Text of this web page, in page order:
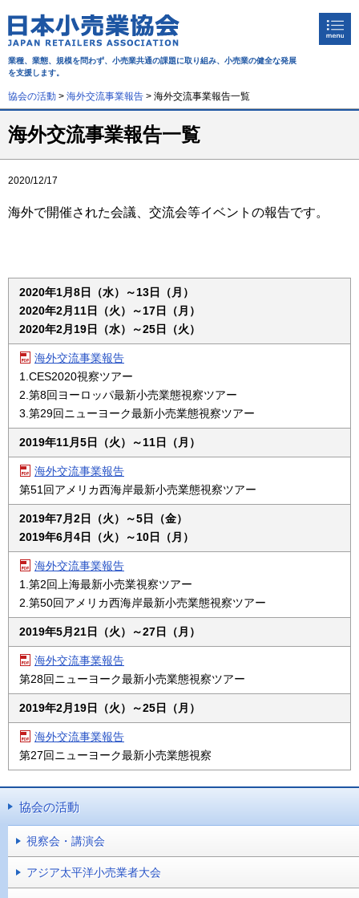
業種、業態、規模を問わず、小売業共通の課題に取り組み、 小売業の健全な発展
を支援します。
日本小売業協会について
協会の活動
お知らせ
機関誌
メルマガ登録
ホーム
協会の活動 > 海外交流事業報告 > 海外交流事業報告一覧
海外交流事業報告一覧
2020/12/17
海外で開催された会議、交流会等イベントの報告です。
2020年1月8日（水）～13日（月）
2020年2月11日（火）～17日（月）
2020年2月19日（水）～25日（火）
海外交流事業報告
1.CES2020視察ツアー
2.第8回ヨーロッパ最新小売業態視察ツアー
3.第29回ニューヨーク最新小売業態視察ツアー
2019年11月5日（火）～11日（月）
海外交流事業報告
第51回アメリカ西海岸最新小売業態視察ツアー
2019年7月2日（火）～5日（金）
2019年6月4日（火）～10日（月）
海外交流事業報告
1.第2回上海最新小売業視察ツアー
2.第50回アメリカ西海岸最新小売業態視察ツアー
2019年5月21日（火）～27日（月）
海外交流事業報告
第28回ニューヨーク最新小売業態視察ツアー
2019年2月19日（火）～25日（月）
海外交流事業報告
第27回ニューヨーク最新小売業態視察
協会の活動
視察会・講演会
アジア太平洋小売業者大会